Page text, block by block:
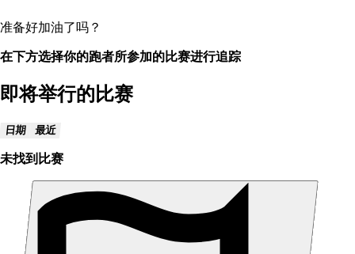
准备好加油了吗？
在下方选择你的跑者所参加的比赛进行追踪
即将举行的比赛
日期 最近
未找到比赛